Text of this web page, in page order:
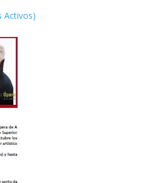
Activos)